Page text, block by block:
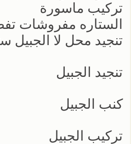
تركيب ماسورة
الستاره مفروشات
تنجيد محل لا الجبيل
تنجيد الجبيل
كنب الجبيل
تركيب الجبيل